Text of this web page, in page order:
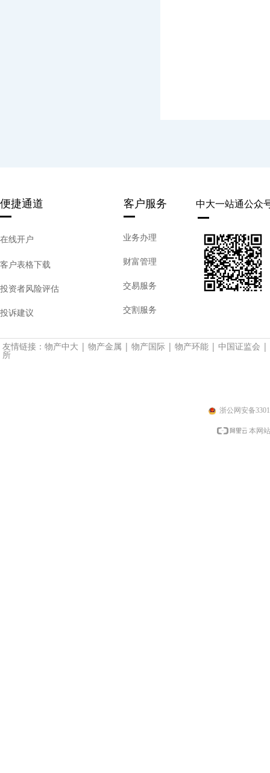
便捷通道
在线开户
客户表格下载
投资者风险评估
投诉建议
业务办理
财富管理
交易服务
交割服务
客户服务
友情链接： 物产中大 | 物产金属 | 物产国际 | 物产环能 | 中国证监会 |
所
中大一站通公众
浙公网安备
本网